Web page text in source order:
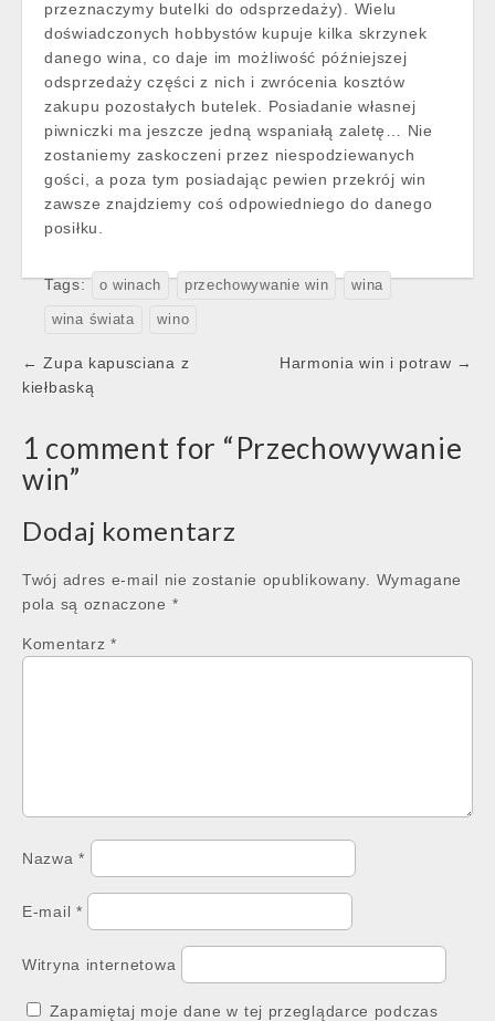
przeznaczymy butelki do odsprzedaży). Wielu
doświadczonych hobbystów kupuje kilka skrzynek
danego wina, co daje im możliwość późniejszej
odsprzedaży części z nich i zwrócenia kosztów
zakupu pozostałych butelek. Posiadanie własnej
piwniczki ma jeszcze jedną wspaniałą zaletę… Nie
zostaniemy zaskoczeni przez niespodziewanych
gości, a poza tym posiadając pewien przekrój win
zawsze znajdziemy coś odpowiedniego do danego
posiłku.
Tags: o winach przechowywanie win wina
wina świata wino
Post
navigation
← Zupa kapusciana z
kiełbaską
Harmonia win i potraw →
1 comment for “Przechowywanie
win”
Dodaj komentarz
Twój adres e-mail nie zostanie opublikowany.
Wymagane
pola są oznaczone *
Komentarz *
Nazwa*
E-mail *
Witryna internetowa
Zapamiętaj moje dane w tej przeglądarce podczas